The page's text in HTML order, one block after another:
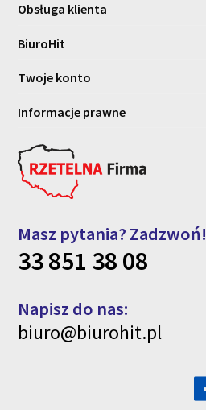
Obsługa klienta
BiuroHit
Twoje konto
Informacje prawne
Masz pytania? Zadzwoń!
33 851 38 08
Napisz do nas:
biuro@biurohit.pl